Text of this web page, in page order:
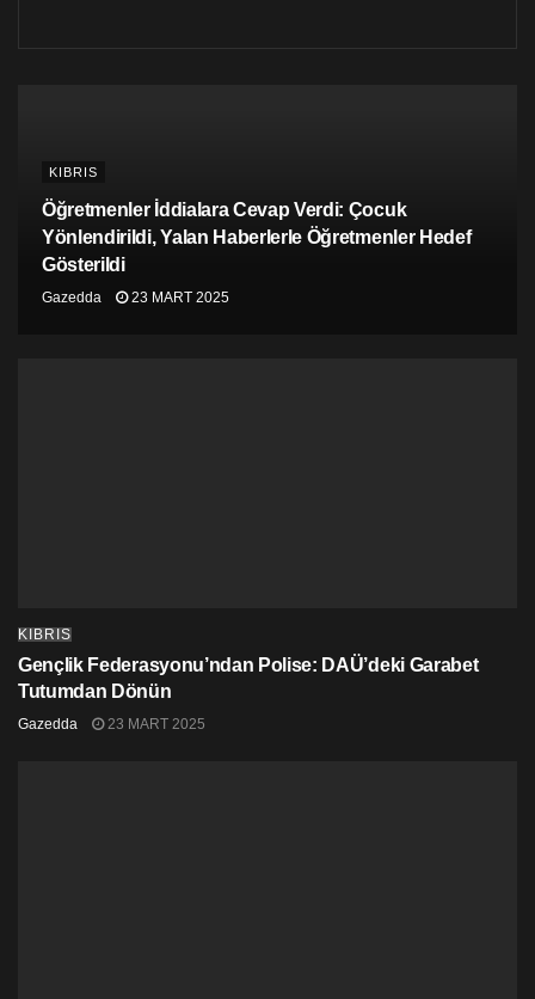
KIBRIS
Öğretmenler İddialara Cevap Verdi: Çocuk
Yönlendirildi, Yalan Haberlerle Öğretmenler Hedef
Gösterildi
Gazedda 23 MART 2025
KIBRIS
Gençlik Federasyonu’ndan Polise: DAÜ’deki Garabet
Tutumdan Dönün
Gazedda 23 MART 2025